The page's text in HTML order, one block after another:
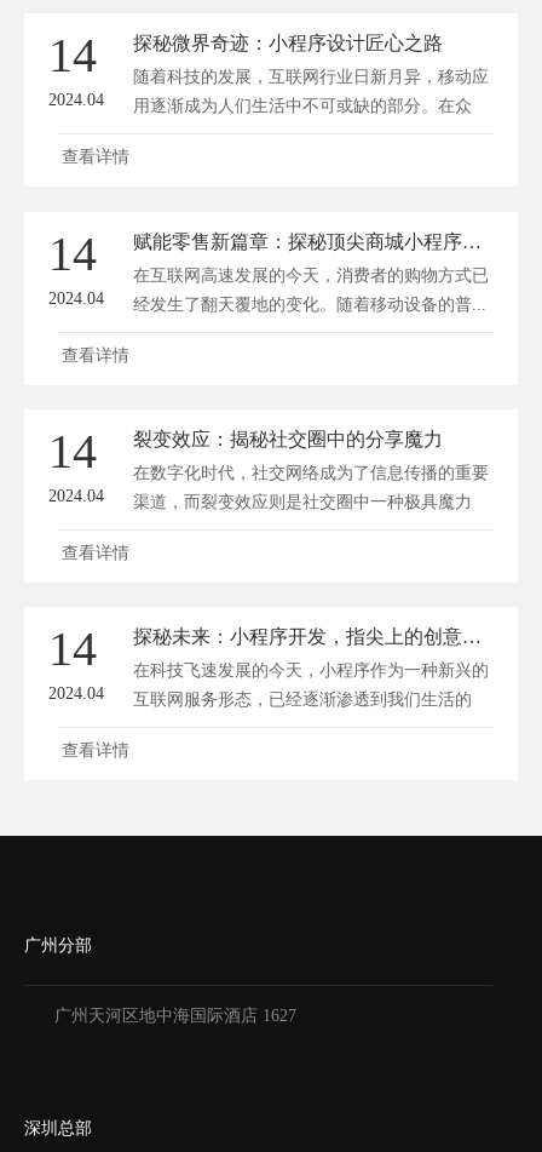
14
2024.04
探秘微界奇迹：小程序设计匠心之路
随着科技的发展，互联网行业日新月异，移动应
用逐渐成为人们生活中不可或缺的部分。在众
多...
查看详情
14
2024.04
赋能零售新篇章：探秘顶尖商城小程序开发公司
在互联网高速发展的今天，消费者的购物方式已
经发生了翻天覆地的变化。随着移动设备的普...
查看详情
14
2024.04
裂变效应：揭秘社交圈中的分享魔力
在数字化时代，社交网络成为了信息传播的重要
渠道，而裂变效应则是社交圈中一种极具魔力
的...
查看详情
14
2024.04
探秘未来：小程序开发，指尖上的创意革命
在科技飞速发展的今天，小程序作为一种新兴的
互联网服务形态，已经逐渐渗透到我们生活的
方...
查看详情
广州分部
广州天河区地中海国际酒店 1627
深圳总部